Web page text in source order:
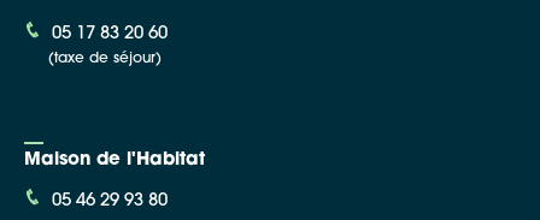
05 17 83 20 60
(taxe de séjour)
Maison de l'Habitat
05 46 29 93 80